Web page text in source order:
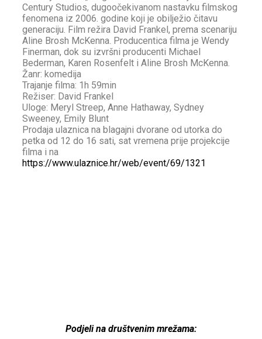
Century Studios, dugoočekivanom nastavku filmskog
fenomena iz 2006. godine koji je obilježio čitavu
generaciju. Film režira David Frankel, prema scenariju
Aline Brosh McKenna. Producentica filma je Wendy
Finerman, dok su izvršni producenti Michael
Bederman, Karen Rosenfelt i Aline Brosh McKenna.
Žanr: komedija
Trajanje filma: 1h 59min
Režiser: David Frankel
Uloge: Meryl Streep, Anne Hathaway, Sydney
Sweeney, Emily Blunt
Prodaja ulaznica na blagajni dvorane od utorka do
petka od 12 do 16 sati, sat vremena prije projekcije
filma i na
https://www.ulaznice.hr/web/event/69/1321
Podjeli na društvenim mrežama: